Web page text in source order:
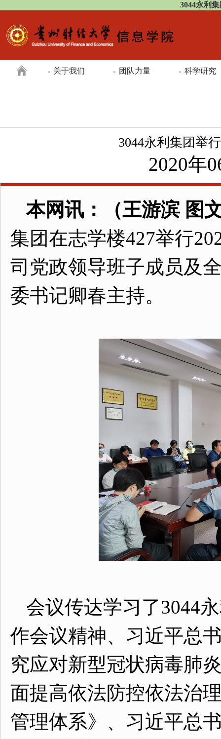
3044永利
关于我们 团队力量 科学研究
3044永利集团举
2020年
本网讯：（王游滨 图
集团在志学楼427举行
司党政领导班子成员及
委书记卿春主持。
会议传达学习了3044
作会议精神、习近平总
究应对新型冠状病毒肺
面提高依法防控依法治
管理体系》、习近平总